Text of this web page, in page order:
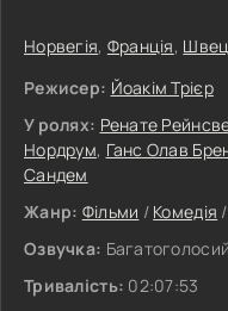
Норвегія, Франція,
Режисер: Йоакім Трієр
У ролях: Ренате
Нордрум, Ганс Олав
Сандем
Жанр: Фільми / Комедія
Озвучка:
Тривалість: 02:07:53